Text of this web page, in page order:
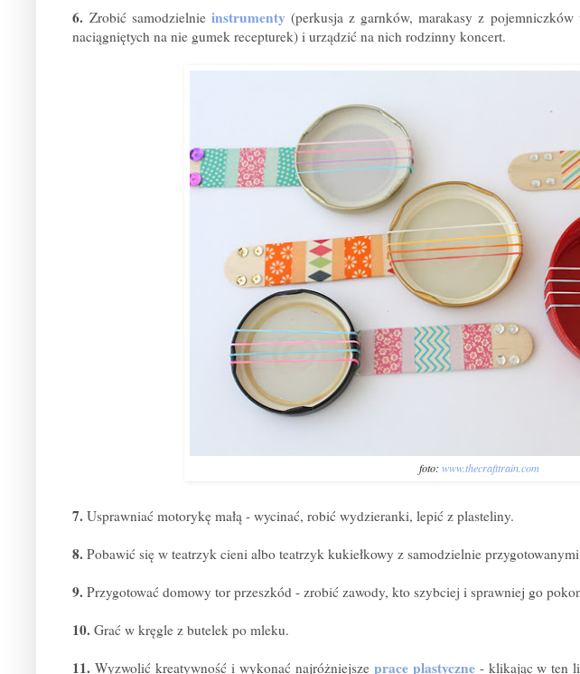
6.Zrobić samodzielnieinstrumenty (perkusja z garnków, marakasy z
naciągniętych na nie gumek recepturek) i urządzić na nich rodzinny koncert.
foto: www.thecrafttrain.com
7. Usprawniać motorykę małą - wycinać, robić wydzieranki, lepić z plasteliny.
8. Pobawić się w teatrzyk cieni albo teatrzyk kukiełkowy z samodzielnie
9. Przygotować domowy tor przeszkód - zrobić zawody, kto szybciej i sprawniej go
10. Grać w kręgle z butelek po mleku.
11. Wyzwolić kreatywność i wykonać najróżniejsze prace plastyczne- klikając w ten